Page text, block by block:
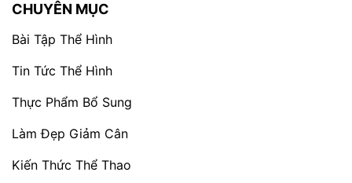
CHUYÊN MỤC
Bài Tập Thể Hình
Tin Tức Thể Hình
Thực Phẩm Bổ Sung
Làm Đẹp Giảm Cân
Kiến Thức Thể Thao